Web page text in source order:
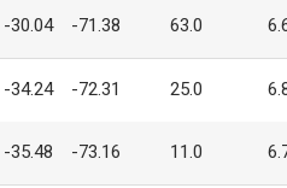
-30.04 -71.38 63.0
-34.24 -72.31 25.0
-35.48 -73.16 11.0